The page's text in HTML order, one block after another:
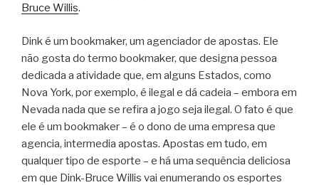
Bruce Willis.
Dink é um bookmaker, um agenciador de apostas. Ele
não gosta do termo bookmaker, que designa pessoa
dedicada a atividade que, em alguns Estados, como
Nova York, por exemplo, é ilegal e dá cadeia – embora em
Nevada nada que se refira a jogo seja ilegal. O fato é que
ele é um bookmaker – é o dono de uma empresa que
agencia, intermedia apostas. Apostas em tudo, em
qualquer tipo de esporte – e há uma sequência deliciosa
em que Dink-Bruce Willis vai enumerando os esportes